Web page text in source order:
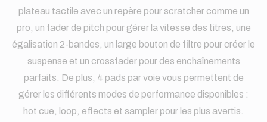
plateau tactile avec un repère pour scratcher comme un
pro, un fader de pitch pour gérer la vitesse des titres, une
égalisation 2-bandes, un large bouton de filtre pour créer le
suspense et un crossfader pour des enchaînements
parfaits. De plus, 4 pads par voie vous permettent de
gérer les différents modes de performance disponibles :
hot cue, loop, effects et sampler pour les plus avertis.